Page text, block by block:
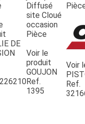
DE
Diffusé
site Cloué
occasion
Pièce
Voir le
produit
GOUJON
Ref.
1395
Voir
Ref.